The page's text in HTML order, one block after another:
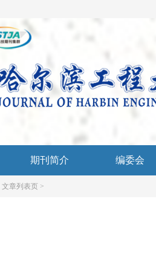
期刊简介 编委会
文章列表页 >